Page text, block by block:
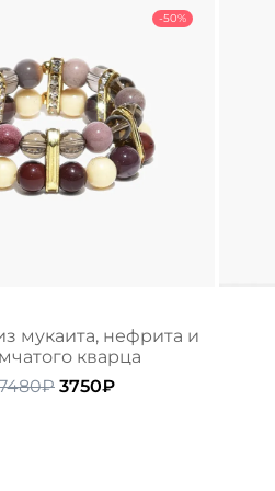
-50%
мукаита, нефрита и
кварца
₽ Первоначальная
3750₽Текущая